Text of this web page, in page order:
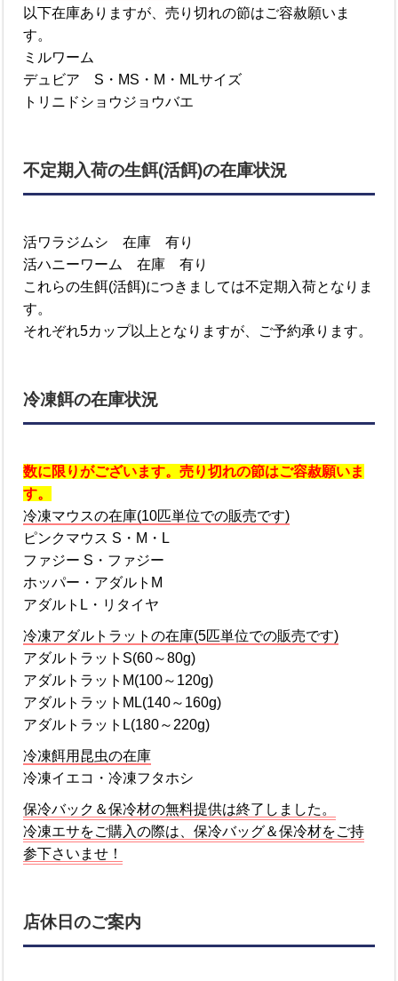
以下在庫ありますが、売り切れの節はご容赦願いま
す。
ミルワーム
デュビア S・MS・M・MLサイズ
トリニドショウジョウバエ
不定期入荷の生餌(活餌)の在庫状況
活ワラジムシ 在庫 有り
活ハニーワーム 在庫 有り
これらの生餌(活餌)につきましては不定期入荷となりま
す。
それぞれ5カップ以上となりますが、ご予約承ります。
冷凍餌の在庫状況
数に限りがございます。売り切れの節はご容赦願いま
す。
冷凍マウスの在庫(10匹単位での販売です)
ピンクマウス S・M・L
ファジー S・ファジー
ホッパー・アダルトM
アダルトL・リタイヤ
冷凍アダルトラットの在庫(5匹単位での販売です)
アダルトラットS(60～80g)
アダルトラットM(100～120g)
アダルトラットML(140～160g)
アダルトラットL(180～220g)
冷凍餌用昆虫の在庫
冷凍イエコ・冷凍フタホシ
保冷バック＆保冷材の無料提供は終了しました。
冷凍エサをご購入の際は、保冷バッグ＆保冷材をご持
参下さいませ！
店休日のご案内